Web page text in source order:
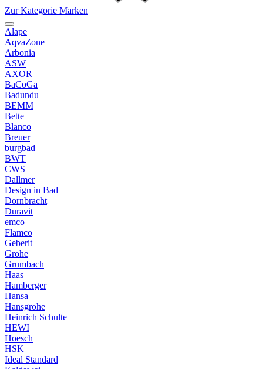
Zur Kategorie Marken
Alape
AqvaZone
Arbonia
ASW
AXOR
BaCoGa
Badundu
BEMM
Bette
Blanco
Breuer
burgbad
BWT
CWS
Dallmer
Design in Bad
Dornbracht
Duravit
emco
Flamco
Geberit
Grohe
Grumbach
Haas
Hamberger
Hansa
Hansgrohe
Heinrich Schulte
HEWI
Hoesch
HSK
Ideal Standard